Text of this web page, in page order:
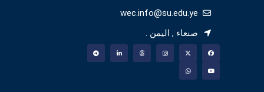
wec.info@su.edu.ye
صنعاء , اليمن .